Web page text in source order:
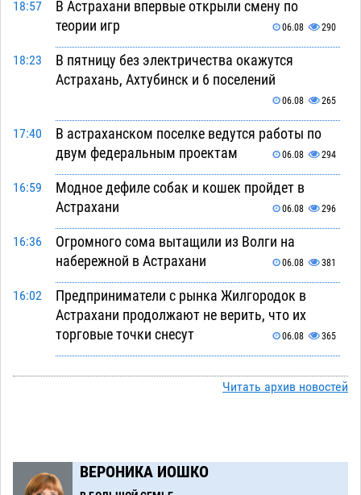
18:57
В Астрахани впервые открыли смену по
теории игр
06.08 290
18:23
В пятницу без электричества окажутся
Астрахань, Ахтубинск и 6 поселений
06.08 265
17:40
В астраханском поселке ведутся работы по
двум федеральным проектам
06.08 294
16:59
Модное дефиле собак и кошек пройдет в
Астрахани
06.08 296
16:36
Огромного сома вытащили из Волги на
набережной в Астрахани
06.08 381
16:02
Предприниматели с рынка Жилгородок в
Астрахани продолжают не верить, что их
торговые точки снесут
06.08 365
на новой серебряной монете Банка России
в музее Пушкина в Москве
06.08 268
Читать архив новостей
ВЕРОНИКА ИОШКО